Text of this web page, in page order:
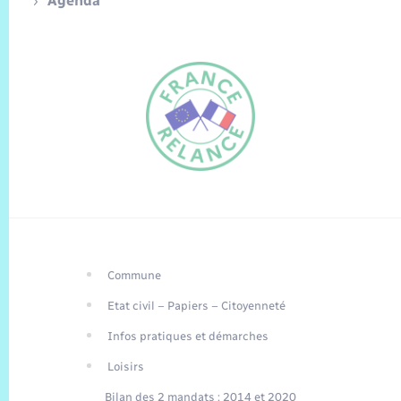
Traduction du
EN
Commune
Etat civil – Papiers – Citoyenneté
Infos pratiques et démarches
Loisirs
Bilan des 2 mandats : 2014 et 2020